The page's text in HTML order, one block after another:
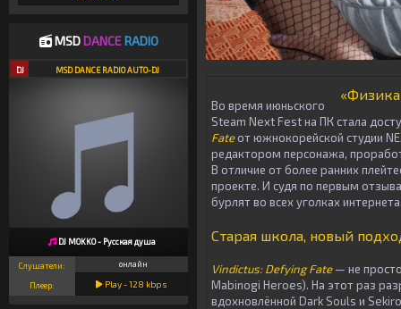
MSDDANCE RADIO
DJ MSD DANCE RADIO AUTO-DJ
DJ MOKKO - Русская душа
Слушатели: онлайн
Плеер: Play -128 kbps
Во время июньского
Steam Next Fest на ПК стала
Fateот южнокорейской студии
редактором персонажа,
В отличие от более ранних
проекте. И судя по первым
бурлят во всех уголках
Старая школа, новый
Vindictus: Defying Fate — не
Mabinogi Heroes). На этот раз
вдохновлённой Dark Souls и